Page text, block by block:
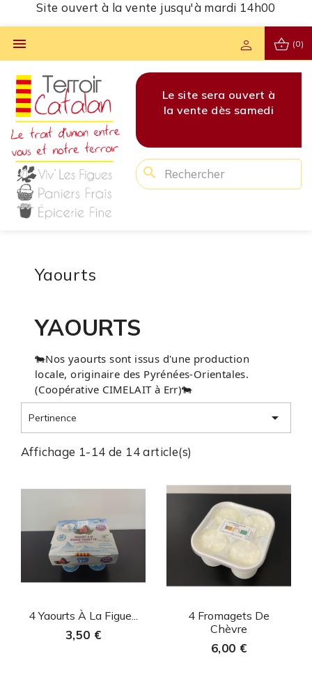
Site ouvert à la vente jusqu'à mardi 14h00
 shopping_basket (0)
person
à
Les commandes pour
cette semaine sont
clôturées !
Le site sera ouvert à
la vente dès samedi
search
Yaourts
YAOURTS
🐄Nos yaourts sont issus d'une production
locale, originaire des Pyrénées-Orientales.
(Coopérative CIMELAIT à Err)🐄
Pertinence 
Affichage 1-14 de 14 article(s)
Aperçu rapide
4 Yaourts À La Figue...
3,50 €
 Aperçu rapide
4 Fromagets De
Chèvre
6,00 €